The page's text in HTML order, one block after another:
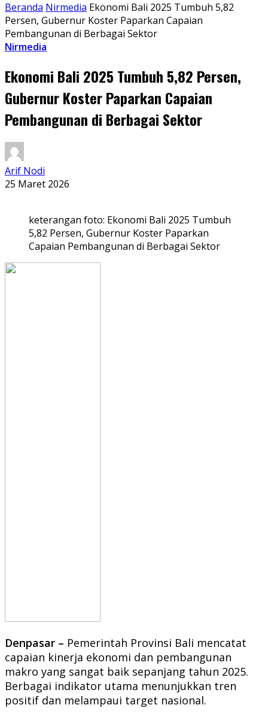
Beranda Nirmedia Ekonomi Bali 2025 Tumbuh 5,82
Persen, Gubernur Koster Paparkan Capaian
Pembangunan di Berbagai Sektor
Nirmedia
Ekonomi Bali 2025 Tumbuh 5,82 Persen,
Gubernur Koster Paparkan Capaian
Pembangunan di Berbagai Sektor
Arif Nodi
25 Maret 2026
keterangan foto: Ekonomi Bali 2025 Tumbuh
5,82 Persen, Gubernur Koster Paparkan
Capaian Pembangunan di Berbagai Sektor
Denpasar – Pemerintah Provinsi Bali mencatat
capaian kinerja ekonomi dan pembangunan
makro yang sangat baik sepanjang tahun 2025.
Berbagai indikator utama menunjukkan tren
positif dan melampaui target nasional.